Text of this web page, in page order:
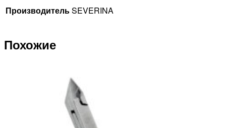
ПроизводительSEVERINA
Похожие